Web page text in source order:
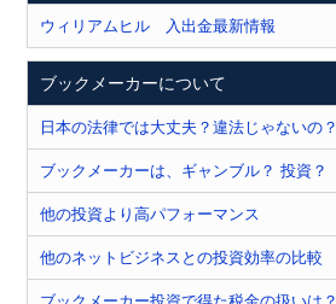
ウィリアムヒル 入出金最新情報
ブックメーカーについて
日本の法律では大丈夫？違法じゃないの？
ブックメーカーは、ギャンブル？ 投資？
他の投資より高パフォーマンス
他のネットビジネスとの投資効率の比較